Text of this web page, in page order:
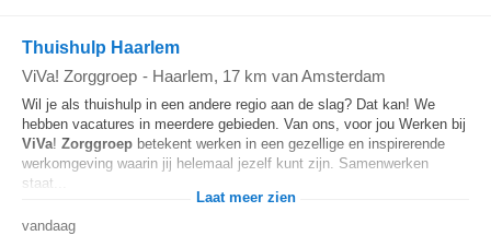
Thuishulp Haarlem
ViVa! Zorggroep - Haarlem, 17 km van Amsterdam
Wil je als thuishulp in een andere regio aan de slag? Dat kan! We
hebben vacatures in meerdere gebieden. Van ons, voor jou Werken bij
ViVa! Zorggroep betekent werken in een gezellige en inspirerende
werkomgeving waarin jij helemaal jezelf kunt zijn. Samenwerken
staat...
Laat meer zien
vandaag